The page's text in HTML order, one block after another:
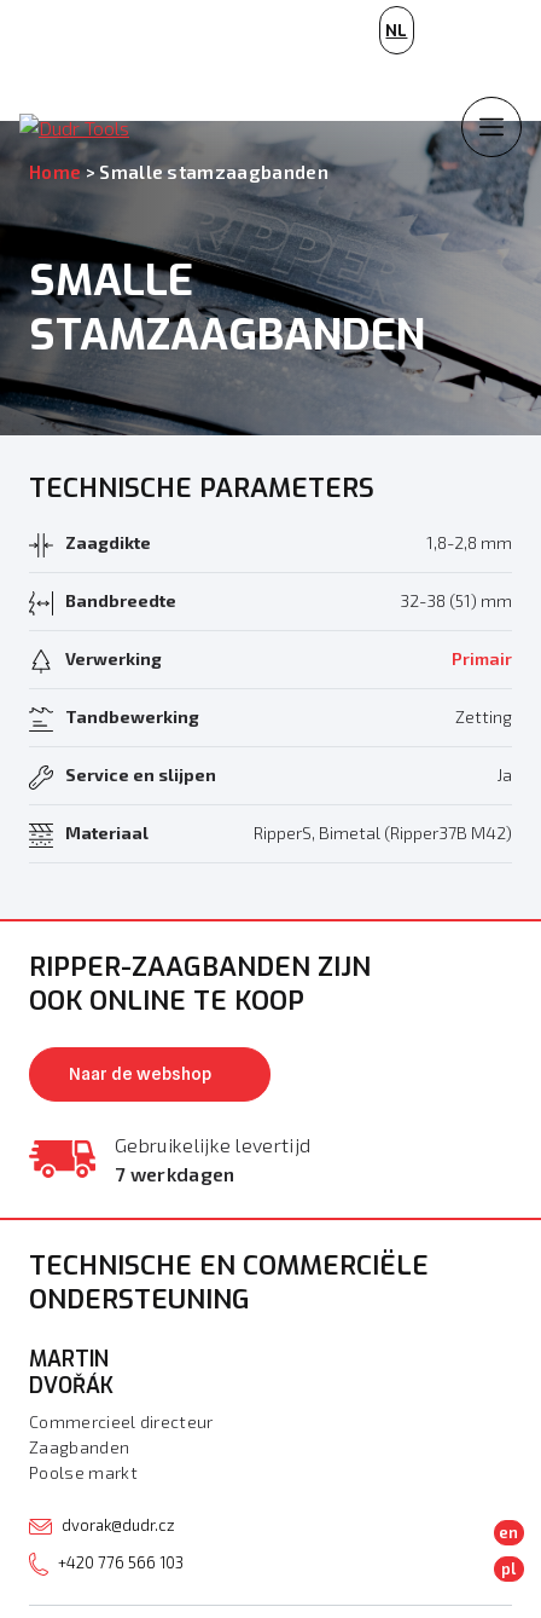
NL
Home> Smalle stamzaagbanden
SMALLE
STAMZAAGBANDEN
TECHNISCHE PARAMETERS
Zaagdikte 1,8-2,8 mm
Bandbreedte 32-38 (51) mm
Verwerking Primair
Tandbewerking Zetting
Service en slijpen Ja
Materiaal RipperS, Bimetal (Ripper37B M42)
RIPPER-ZAAGBANDEN ZIJN
OOK ONLINE TE KOOP
Naar de webshop
Gebruikelijke levertijd
7 werkdagen
TECHNISCHE EN COMMERCIËLE
ONDERSTEUNING
MARTIN
DVOŘÁK
Commercieel directeur
Zaagbanden
Poolse markt
dvorak@dudr.cz
+420 776 566 103
en
pl